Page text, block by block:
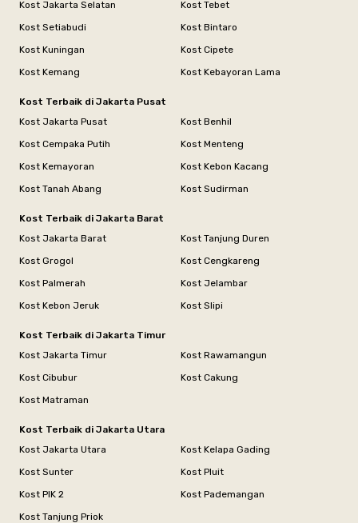
Kost Jakarta Selatan
Kost Tebet
Kost Setiabudi
Kost Bintaro
Kost Kuningan
Kost Cipete
Kost Kemang
Kost Kebayoran Lama
Kost Terbaik di Jakarta Pusat
Kost Jakarta Pusat
Kost Benhil
Kost Cempaka Putih
Kost Menteng
Kost Kemayoran
Kost Kebon Kacang
Kost Tanah Abang
Kost Sudirman
Kost Terbaik di Jakarta Barat
Kost Jakarta Barat
Kost Tanjung Duren
Kost Grogol
Kost Cengkareng
Kost Palmerah
Kost Jelambar
Kost Kebon Jeruk
Kost Slipi
Kost Terbaik di Jakarta Timur
Kost Jakarta Timur
Kost Rawamangun
Kost Cibubur
Kost Cakung
Kost Matraman
Kost Terbaik di Jakarta Utara
Kost Jakarta Utara
Kost Kelapa Gading
Kost Sunter
Kost Pluit
Kost PIK 2
Kost Pademangan
Kost Tanjung Priok